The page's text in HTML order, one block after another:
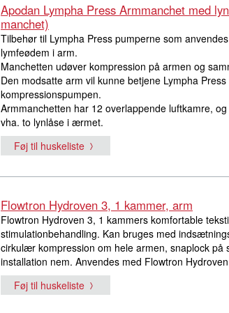
Apodan Lympha Press Armmanchet med
manchet)
Tilbehør til Lympha Press pumperne som
lymfeødem i arm.
Manchetten udøver kompression på armen og
Den modsatte arm vil kunne betjene Lympha Press
kompressionspumpen.
Armmanchetten har 12 overlappende luftkamre,
vha. to lynlåse i ærmet.
Føj til huskeliste
Flowtron Hydroven 3, 1 kammer, arm
Flowtron Hydroven 3, 1 kammers komfortable
stimulationbehandling. Kan bruges med
cirkulær kompression om hele armen, snaplock på
installation nem. Anvendes med Flowtron
Føj til huskeliste